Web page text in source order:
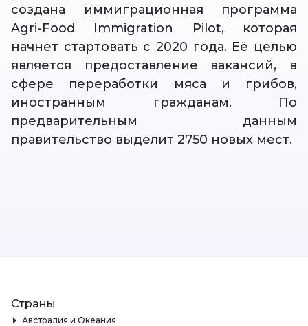
создана иммиграционная программа
Agri-Food Immigration Pilot, которая
начнет стартовать с 2020 года. Её целью
является предоставление вакансий, в
сфере переработки мяса и грибов,
иностранным гражданам. По
предварительным данным
правительство выделит 2750 новых мест.
Страны
Австралия и Океания